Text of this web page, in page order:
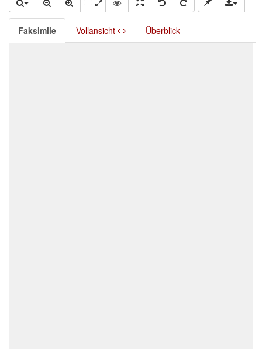
Faksimile Vollansicht Überblick